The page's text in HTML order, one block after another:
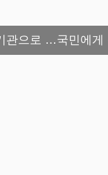
관으로 …국민에게